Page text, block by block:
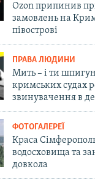
Ozon припинив
замовлень на
півострові
ПРАВА ЛЮДИНИ
Мить – і ти
кримських судах
звинувачення в
ФОТОГАЛЕРЕЇ
Краса
водосховища та
довкола